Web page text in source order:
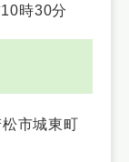
時30分
市城東町